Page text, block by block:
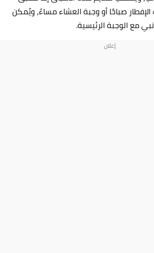
صباحًا أو وجبة العشاء مساءً، ويُمكن
مع الوجبة الرئيسية.